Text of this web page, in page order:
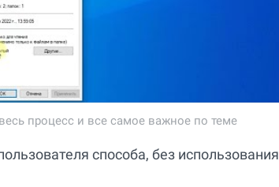
процесс и все самое важное по теме
способа, без использования